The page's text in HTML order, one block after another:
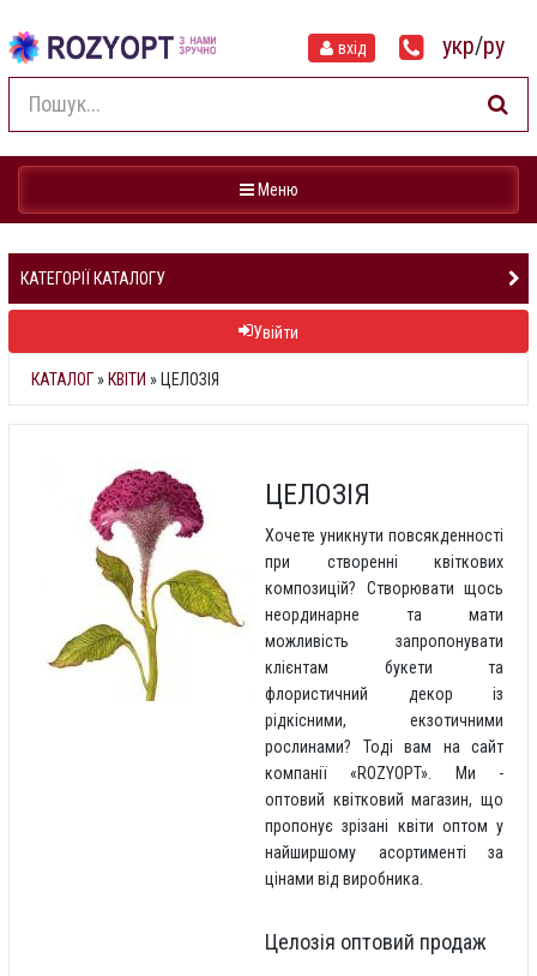
вхід укр/ру
Навігація
Меню
КАТЕГОРІЇ КАТАЛОГУ
Увійти
КАТАЛОГ » КВІТИ » ЦЕЛОЗІЯ
ЦЕЛОЗІЯ
Хочете уникнути повсякденності
при створенні квіткових
композицій? Створювати щось
неординарне та мати
можливість запропонувати
клієнтам букети та
флористичний декор із
рідкісними, екзотичними
рослинами? Тоді вам на сайт
компанії «ROZYOPT». Ми -
оптовий квітковий магазин, що
пропонує зрізані квіти оптом у
найширшому асортименті за
цінами від виробника.
Целозія оптовий продаж